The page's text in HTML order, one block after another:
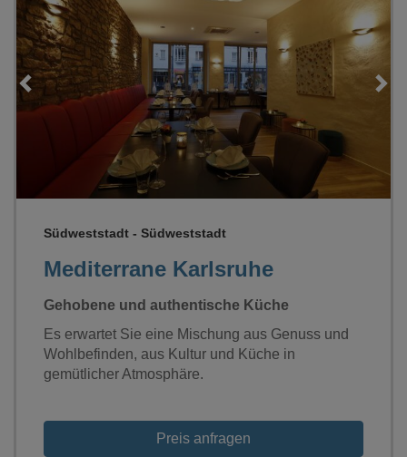
Loading...
Mediterrane Karlsruhe
Südweststadt - Südweststadt
Gehobene und authentische Küche
Es erwartet Sie eine Mischung aus Genuss und
Wohlbefinden, aus Kultur und Küche in
gemütlicher Atmosphäre.
Preis anfragen